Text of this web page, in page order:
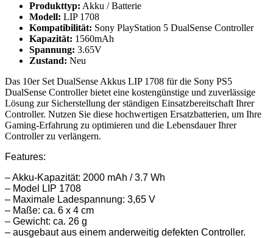
Produkttyp: Akku / Batterie
Modell: LIP 1708
Kompatibilität: Sony PlayStation 5 DualSense Controller
Kapazität: 1560mAh
Spannung: 3.65V
Zustand: Neu
Das 10er Set DualSense Akkus LIP 1708 für die Sony PS5
DualSense Controller bietet eine kostengünstige und zuverlässige
Lösung zur Sicherstellung der ständigen Einsatzbereitschaft Ihrer
Controller. Nutzen Sie diese hochwertigen Ersatzbatterien, um Ihre
Gaming-Erfahrung zu optimieren und die Lebensdauer Ihrer
Controller zu verlängern.
Features:
– Akku-Kapazität: 2000 mAh / 3.7 Wh
– Model LIP 1708
– Maximale Ladespannung: 3,65 V
– Maße: ca. 6 x 4 cm
– Gewicht: ca. 26 g
– ausgebaut aus einem anderweitig defekten Controller.